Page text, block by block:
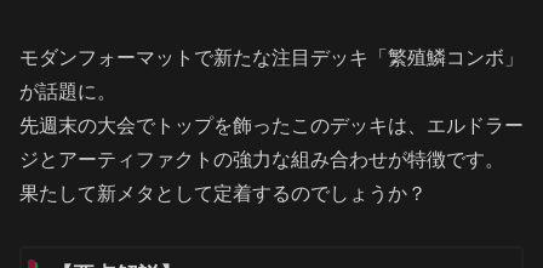
モダンフォーマットで新たな注目デッキ「繁殖鱗コンボ」
が話題に。
先週末の大会でトップを飾ったこのデッキは、エルドラー
ジとアーティファクトの強力な組み合わせが特徴です。
果たして新メタとして定着するのでしょうか？